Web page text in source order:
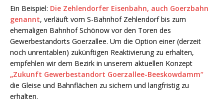
Ein Beispiel: Die Zehlendorfer Eisenbahn, auch Goerzbahn
genannt, verläuft vom S-Bahnhof Zehlendorf bis zum
ehemaligen Bahnhof Schönow vor den Toren des
Gewerbestandorts Goerzallee. Um die Option einer (derzeit
noch unrentablen) zukünftigen Reaktivierung zu erhalten,
empfehlen wir dem Bezirk in unserem aktuellen Konzept
„Zukunft Gewerbestandort Goerzallee-Beeskowdamm“
die Gleise und Bahnflächen zu sichern und langfristig zu
erhalten.